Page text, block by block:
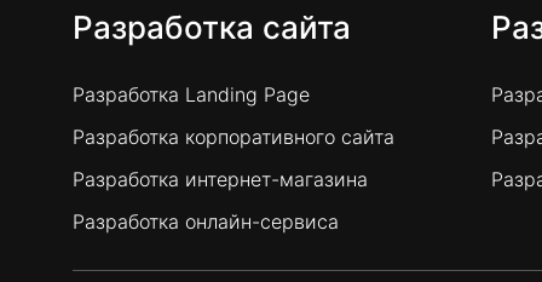
Разработка сайта
Разработка Landing Page
Разработка корпоративного сайта
Разработка интернет-магазина
Разработка онлайн-сервиса